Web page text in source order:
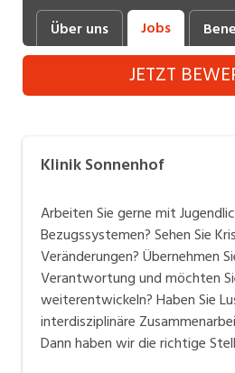
Industrie, Maschinenbau,
Produktion
Informatik,
Mechanik, Elektronik,
Medizin,
Sicherheit, Rettung,
Verkauf, Handel,
Aussendienst
Über uns Jobs
JETZT
Klinik Sonnenhof
Arbeiten Sie gerne mit
Bezugssystemen? Sehen Sie
Veränderungen? Übernehmen
Verantwortung und möchten
weiterentwickeln? Haben Sie
interdisziplinäre
Dann haben wir die richtige